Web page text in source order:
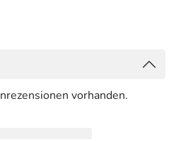
vorhanden.